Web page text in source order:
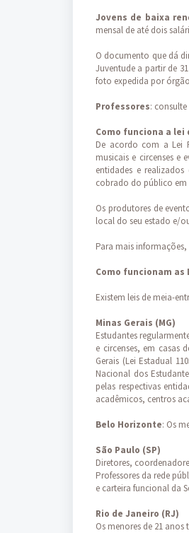
Jovens de baixa
mensal de até dois
O documento que dá
Juventude a partir de
foto expedida por
Professores:
Como funciona a lei
De acordo com a Lei
musicais e circenses
entidades e
cobrado do público em
Os produtores de
local do seu estado e/
Para mais informações,
Como funcionam as
Existem leis de meia-
Minas Gerais (MG)
Estudantes
e circenses, em casas
Gerais (Lei Estadual
Nacional dos
pelas respectivas
acadêmicos, centros
Belo Horizonte: Os
São Paulo (SP)
Diretores,
Professores da rede
e carteira funcional da
Rio de Janeiro (RJ)
Os menores de 21